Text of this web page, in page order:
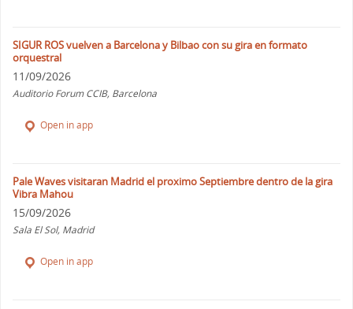
SIGUR ROS vuelven a Barcelona y Bilbao con su gira en formato
orquestral
11/09/2026
Auditorio Forum CCIB, Barcelona
Open in app
Pale Waves visitaran Madrid el proximo Septiembre dentro de la gira
Vibra Mahou
15/09/2026
Sala El Sol, Madrid
Open in app